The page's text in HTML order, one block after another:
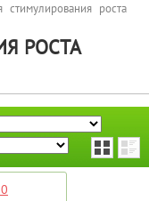
роста
РОСТА